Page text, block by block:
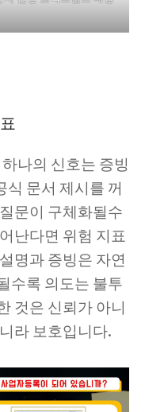
나의 신호는 증빙
문서 제시를 꺼
문이 구체화될수
난다면 위험 지표
명과 증빙은 자연
수록 의도는 불투
것은 신뢰가 아니
라 보호입니다.